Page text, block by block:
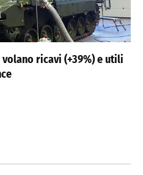
ricavi (+39%) e utili